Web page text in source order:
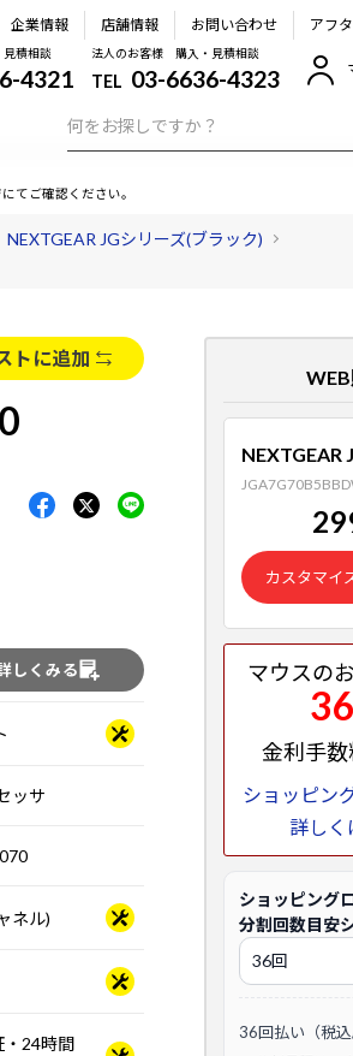
企業情報 店舗情報 お問い合わせ アフ
積相談
4321
法人のお客様 購入・見積相談
TEL 03-6636-4323
てご確認ください。
NEXTGEAR JGシリーズ(ブラック)
トに追加
しくみる
ッサ
ネル)
・24時間
NEXTGEAR
カスタマイ
マウスの
36
金利手
ショッピン
詳し
ショッピング
分割回数目安
36回払い（税込